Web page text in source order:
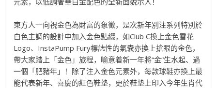
東方人一向視金色為財富的象徵， 是次新年別注系列特別於
白色主調的設計中加入金色點綴，如Club C換上金色雪花
Logo、 InstaPump Fury標誌性的氣囊亦換上搶眼的金色，
帶大家踏上「金色」旅程，喻意着新一年將“金“生水起、過
一個「肥豬年」！ 除了注入金色元素外，每款球鞋亦換上最
能代表新年、喜慶的紅色鞋墊，更於鞋墊上印入今年生肖代